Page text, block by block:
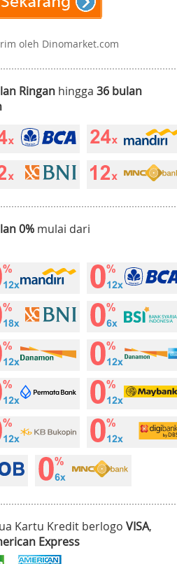
oleh Dinomarket.com
Ringan hingga 36 bulan
0% mulai dari
Kartu Kredit berlogo VISA,
Express